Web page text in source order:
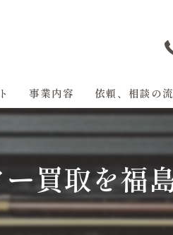
事業内容 依頼、相談の
買取を福